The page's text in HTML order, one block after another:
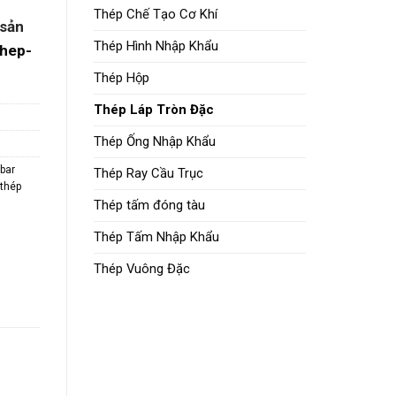
Thép Chế Tạo Cơ Khí
Thép Hình Nhập Khẩu
Thép Hộp
Thép Láp Tròn Đặc
Thép Ống Nhập Khẩu
Thép Ray Cầu Trục
Thép tấm đóng tàu
Thép Tấm Nhập Khẩu
Thép Vuông Đặc
thép